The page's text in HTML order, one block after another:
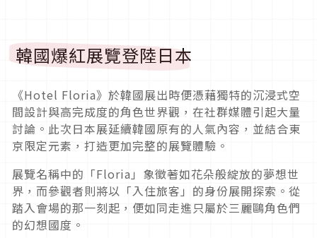
韓國爆紅展覽登陸日本
《Hotel Floria》於韓國展出時便憑藉獨特的沉浸式空
間設計與高完成度的角色世界觀，在社群媒體引起大量
討論。此次日本展延續韓國原有的人氣內容，並結合東
京限定元素，打造更加完整的展覽體驗。
展覽名稱中的「Floria」象徵著如花朵般綻放的夢想世
界，而參觀者則將以「入住旅客」的身份展開探索。從
踏入會場的那一刻起，便如同走進只屬於三麗鷗角色們
的幻想國度。